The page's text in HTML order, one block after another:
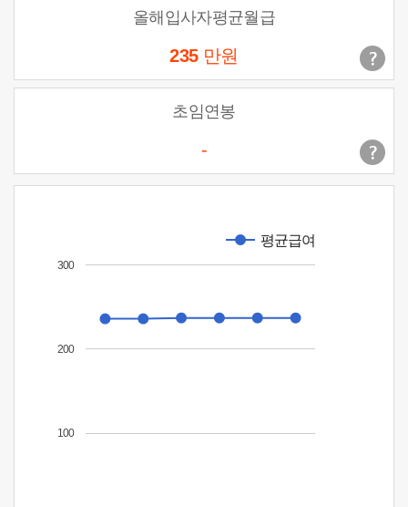
올해입사자평균월급
235 만원
초임연봉
-
평균급여
100
200
300